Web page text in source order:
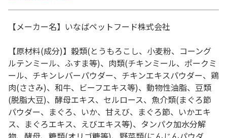
【メーカー名】いなばペットフード株式会社
【原材料(成分)】穀類(とうもろこし、小麦粉、コーング
ルテンミール、ふすま等)、肉類(チキンミール、ポークミ
ール、チキンレバーパウダー、チキンエキスパウダー、鶏
肉(ささみ)、和牛、ビーフエキス等)、動物性油脂、豆類
(脱脂大豆)、酵母エキス、セルロース、魚介類(まぐろ節
パウダー、まぐろ、いか、甘えび、まぐろ節、いかエキ
ス、まぐろエキス、えびエキス等)、タンパク加水分解